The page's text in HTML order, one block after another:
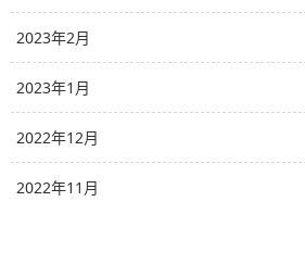
2023年2月
2023年1月
2022年12月
2022年11月